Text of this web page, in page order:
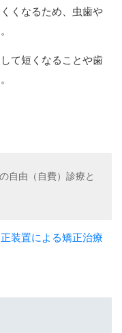
くなるため、虫歯や
て短くなることや歯
自由（自費）診療と
装置による矯正治療